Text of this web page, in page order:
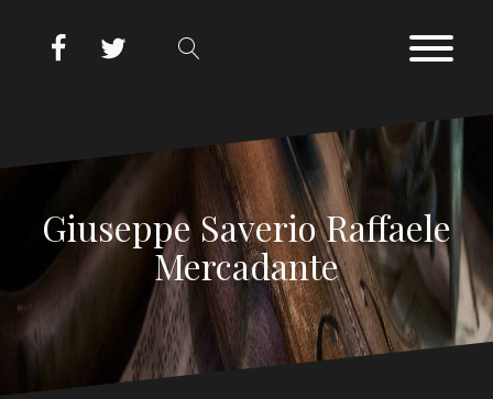
Giuseppe Saverio Raffaele
Mercadante